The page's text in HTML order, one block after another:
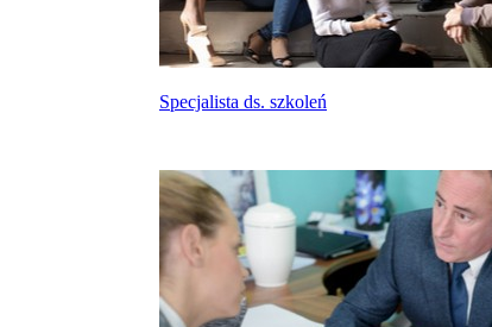
Specjalista ds. szkoleń